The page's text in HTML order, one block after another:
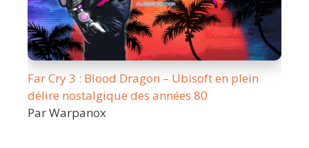
Far Cry 3 : Blood Dragon – Ubisoft en plein
délire nostalgique des années 80
Par Warpanox